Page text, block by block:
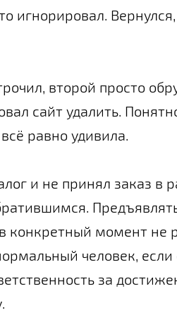
игнорировал.
второй просто
сайт удалить.
равно удивила.
и не принял заказ в
конкретный момент не
человек, если
за